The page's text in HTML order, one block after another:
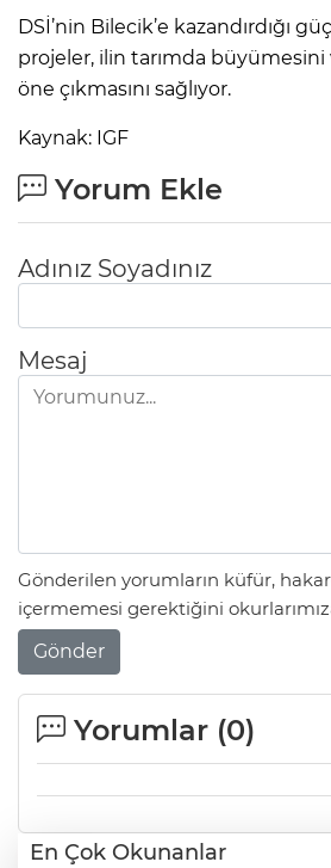
DSİ’nin Bilecik’e kazandırdığı
projeler, ilin tarımda
öne çıkmasını sağlıyor.
Kaynak: IGF
Yorum Ekle
Adınız Soyadınız
Mesaj
Gönderilen yorumların küfür,
içermemesi gerektiğini
Gönder
Yorumlar (0)
En Çok Okunanlar